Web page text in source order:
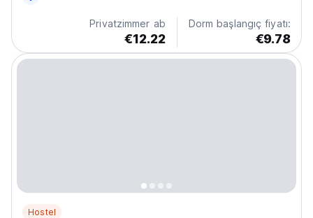
Privatzimmer ab
€12.22
Dorm başlangıç fiyatı:
€9.78
Hostel